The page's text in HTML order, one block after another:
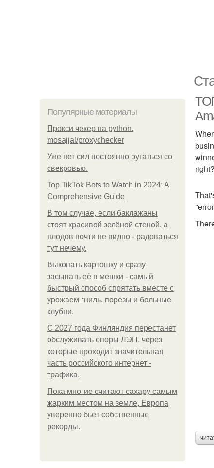
Популярные материалы
Прокси чекер на python.
mosajjal/proxychecker
Уже нет сил постоянно ругаться со
свекровью.
Top TikTok Bots to Watch in 2024: A
Comprehensive Guide
В том случае, если баклажаны
стоят красивой зелёной стеной, а
плодов почти не видно - радоваться
тут нечему.
Выкопать картошку и сразу
засыпать её в мешки - самый
быстрый способ спрятать вместе с
урожаем гниль, порезы и больные
клубни.
С 2027 года Финляндия перестанет
обслуживать опоры ЛЭП, через
которые проходит значительная
часть российского интернет -
трафика.
Пока многие считают сахару самым
жарким местом на земле, Европа
уверенно бьёт собственные
рекорды.
right?